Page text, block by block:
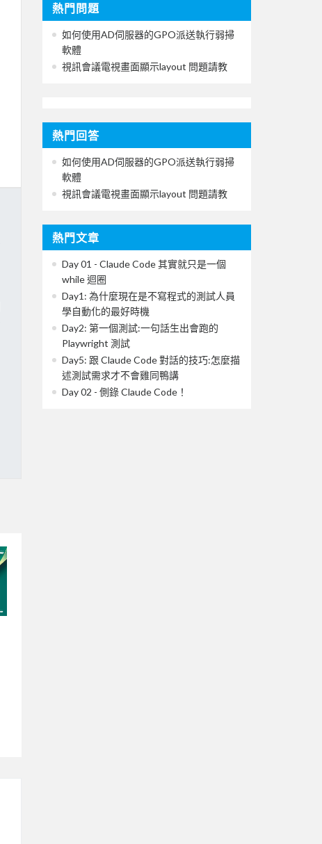
熱門問題
如何使用AD伺服器的GPO派送執行弱掃
軟體
視訊會議電視畫面顯示layout 問題請教
熱門回答
如何使用AD伺服器的GPO派送執行弱掃
軟體
視訊會議電視畫面顯示layout 問題請教
熱門文章
Day 01 - Claude Code 其實就只是一個
while 迴圈
Day1: 為什麼現在是不寫程式的測試人員
學自動化的最好時機
Day2: 第一個測試:一句話生出會跑的
Playwright 測試
Day5: 跟 Claude Code 對話的技巧:怎麼描
述測試需求才不會雞同鴨講
Day 02 - 側錄 Claude Code！